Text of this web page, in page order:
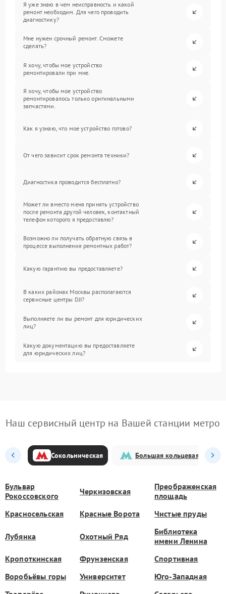
Я уже знаю в чем неисправность и какой
ремонт необходим. Для чего проводить
диагностику?
Мне нужен срочный ремонт. Сможете
сделать?
Я хочу, чтобы мое устройство
ремонтировали при мне.
Я хочу, чтобы мое устройство
ремонтировалось только оригинальными
запчастями.
Как я узнаю, что мое устройство готово?
От чего зависит срок ремонта техники?
Диагностика проводится бесплатно?
Может ли вместо меня принять устройство
после ремонта другой человек, контактный
телефон которого я предоставлю?
Возможно ли получать обратную связь в
процессе выполнения ремонтных работ?
Какую гарантию вы предоставляете?
В каких районах Москвы располагаются
сервисные центры DJI?
Выполняете ли вы ремонт для юридических
лиц?
Какую документацию вы предоставляете
для юридических лиц?
Наш сервисный центр на Вашей станции метро
Сокольническая Большая кольцевая
Бульвар
Рокоссовского
Черкизовская
Преображенская
площадь
Красносельская
Красные Ворота Чистые пруды
Лубянка Охотный Ряд
Библиотека
имени Ленина
Кропоткинская
Фрунзенская
Спортивная
Воробьёвы горы
Университет
Юго-Западная